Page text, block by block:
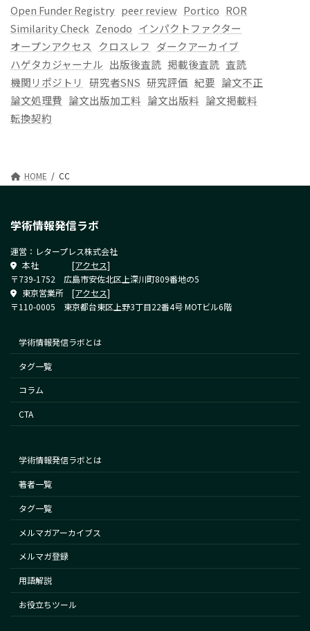
Open Funder Registry peer review Portico ROR
Similarity Check Zenodo インパクトファクター
オープンアクセス クロスレフ ダークアーカイブ
ハゲタカジャーナル 出版後査読 掲載後査読 査読
機関リポジトリ
研究者SNS 研究評価 紀要 論文不正
論文処理費 論文出版加工料 論文出版料 論文掲載料
転換契約
HOME CC
学術情報発信ラボ
運営：レタープレス株式会社
本社 [アクセス]
〒739-1752 広島市安佐北区上深川町809番地の5
東京営業所 [アクセス]
〒110-0005 東京都台東区上野3丁目22番4号 MOTビル6階
学術情報発信ラボとは
タグ一覧
コラム
CTA
学術情報発信ラボとは
著者一覧
タグ一覧
メルマガアーカイブス
メルマガ登録
用語解説
お役立ちツール